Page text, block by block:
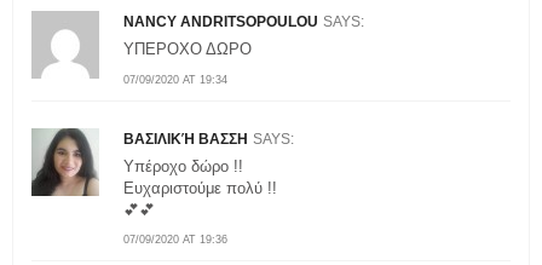
NANCY ANDRITSOPOULOU SAYS:
07/09/2020 AT 19:34
ΥΠΕΡΟΧΟ ΔΩΡΟ
ΒΑΣΙΛΙΚΉ ΒΑΣΣΗ SAYS:
07/09/2020 AT 19:36
Υπέροχο δώρο !!
Ευχαριστούμε πολύ !!
💕💕